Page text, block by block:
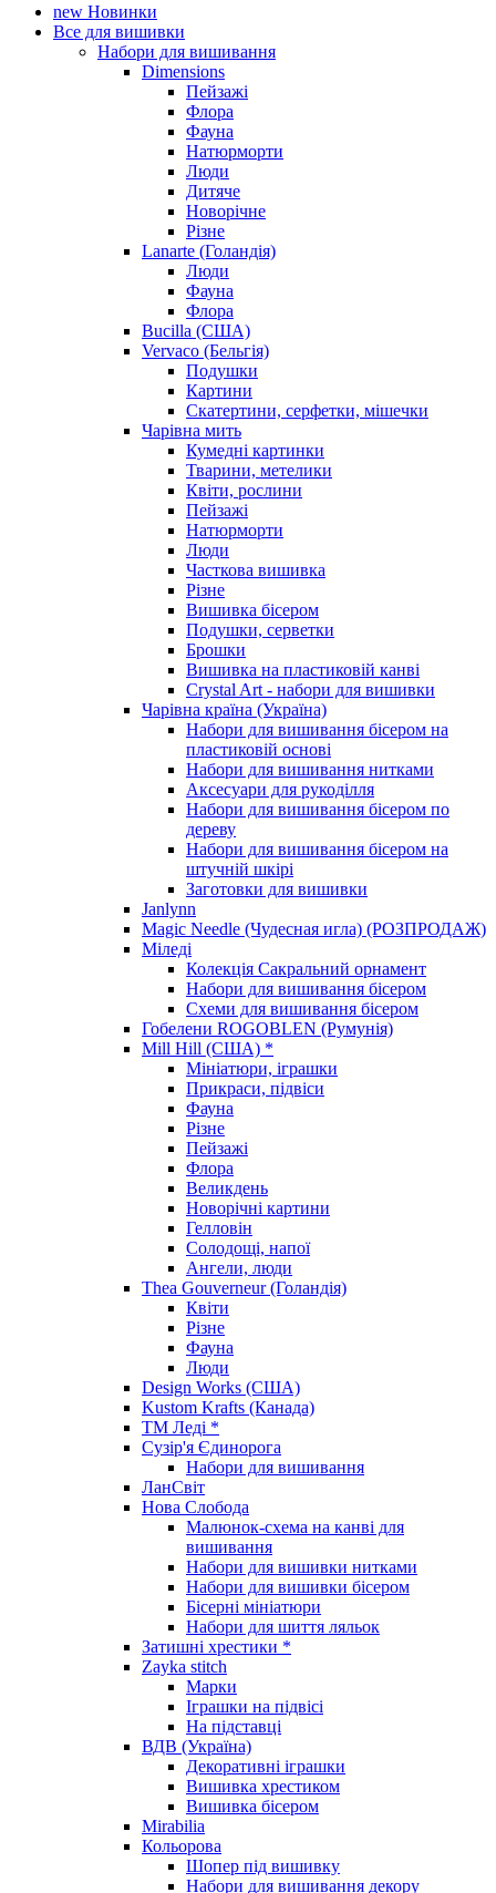
new Новинки
Все для вишивки
Набори для вишивання
Dimensions
Пейзажі
Флора
Фауна
Натюрморти
Люди
Дитяче
Новорічне
Різне
Lanarte (Голандія)
Люди
Фауна
Флора
Bucilla (США)
Vervaco (Бельгія)
Подушки
Картини
Скатертини, серфетки, мішечки
Чарiвна мить
Кумедні картинки
Тварини, метелики
Квіти, рослини
Пейзажі
Натюрморти
Люди
Часткова вишивка
Різне
Вишивка бісером
Подушки, серветки
Брошки
Вишивка на пластиковій канві
Crystal Art - набори для вишивки
Чарівна країна (Україна)
Набори для вишивання бісером на
пластиковій основі
Набори для вишивання нитками
Аксесуари для рукоділля
Набори для вишивання бісером по
дереву
Набори для вишивання бісером на
штучній шкірі
Заготовки для вишивки
Janlynn
Magic Needle (Чудесная игла) (РОЗПРОДАЖ)
Міледі
Колекція Сакральний орнамент
Набори для вишивання бісером
Схеми для вишивання бісером
Гобелени ROGOBLEN (Румунія)
Mill Hill (США) *
Мініатюри, іграшки
Прикраси, підвіси
Фауна
Різне
Пейзажі
Флора
Великдень
Новорічні картини
Гелловін
Солодощі, напої
Ангели, люди
Thea Gouverneur (Голандія)
Квіти
Різне
Фауна
Люди
Design Works (США)
Kustom Krafts (Канада)
ТМ Леді *
Сузір'я Єдинорога
Набори для вишивання
ЛанСвіт
Нова Слобода
Малюнок-схема на канві для
вишивання
Набори для вишивки нитками
Набори для вишивки бісером
Бісерні мініатюри
Набори для шиття ляльок
Затишні хрестики *
Zayka stitch
Марки
Іграшки на підвісі
На підставці
ВДВ (Україна)
Декоративні іграшки
Вишивка хрестиком
Вишивка бісером
Mirabilia
Кольорова
Шопер під вишивку
Набори для вишивання декору